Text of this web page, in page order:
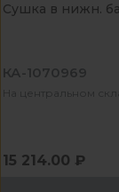
Сушка в нижн.
КА-1070969
На центральном
15 214.00 ₽